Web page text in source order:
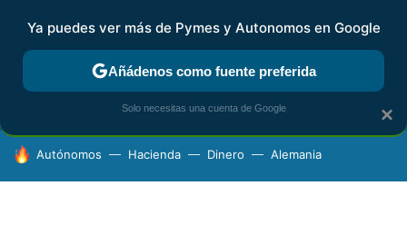
FISCALIDAD Y CONTABILIDAD KIT DIGITAL RENTA
HOY SE HABLA DE
Autónomos Hacienda Dinero Alemania
×
Ya puedes ver más de Pymes y Autonomos en Google
Añádenos como fuente preferida
Solo necesitas una cuenta de Google